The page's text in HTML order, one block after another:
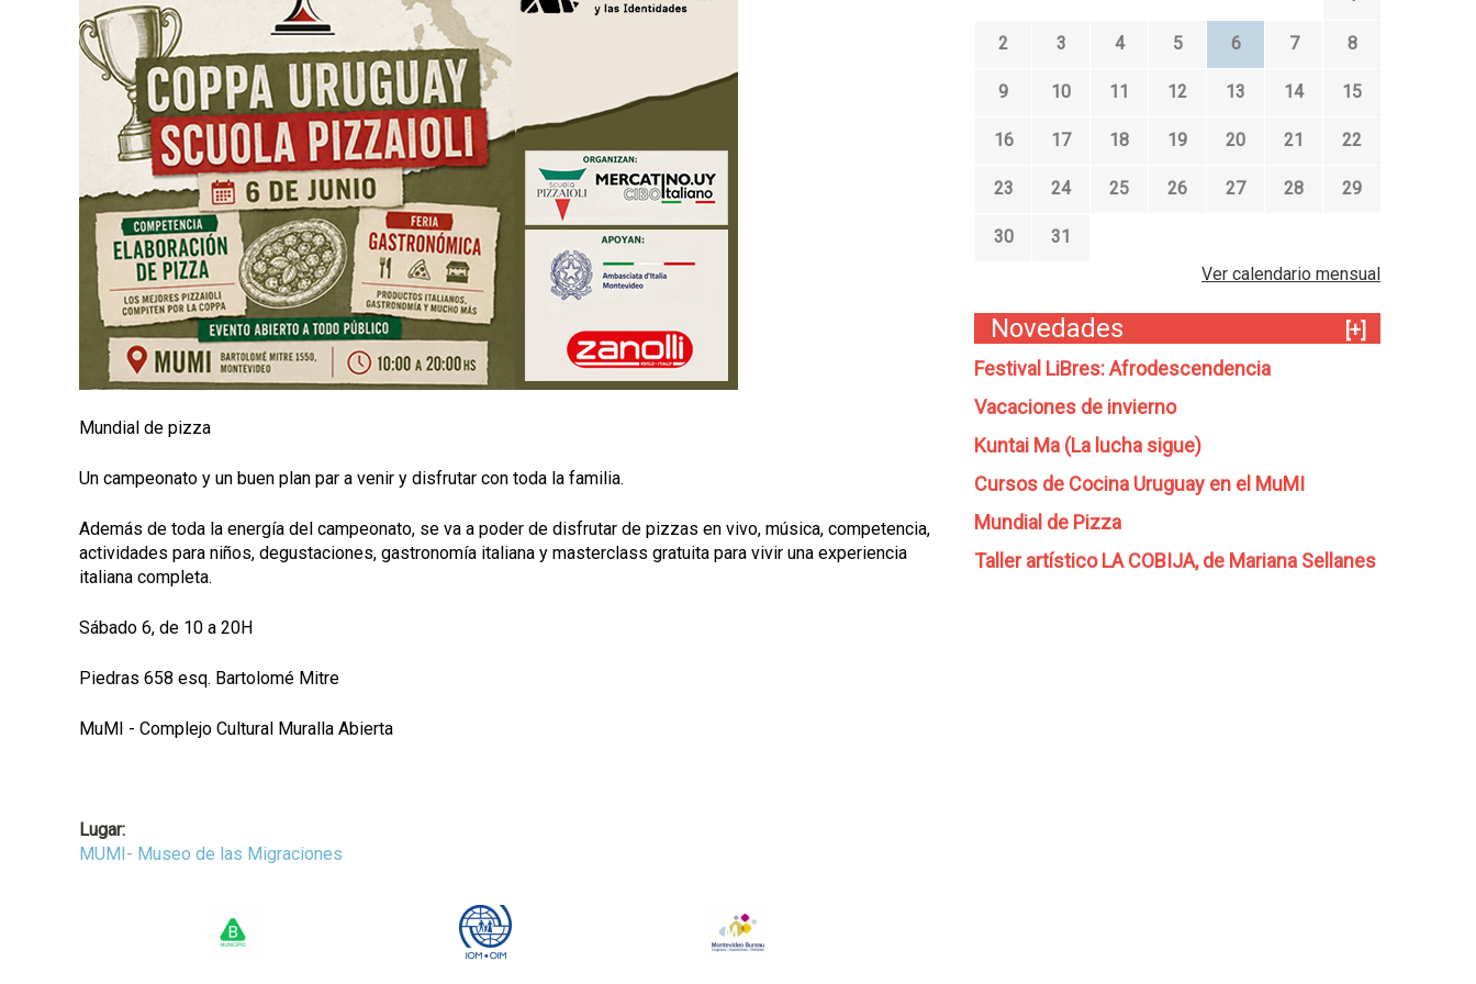
Mundial de pizza
Un campeonato y un buen plan par a venir y disfrutar con toda la familia.
Además de toda la energía del campeonato, se va a poder de disfrutar de pizzas en vivo, música, competencia,
actividades para niños, degustaciones, gastronomía italiana y masterclass gratuita para vivir una experiencia
italiana completa.
Sábado 6, de 10 a 20H
Piedras 658 esq. Bartolomé Mitre
MuMI - Complejo Cultural Muralla Abierta
Lugar:
MUMI- Museo de las Migraciones
2 3 4 5 6 7 8
9 10 11 12 13 14 15
16 17 18 19 20 21 22
23 24 25 26 27 28 29
30
31
Ver calendario mensual
Novedades
[+]
Festival LiBres: Afrodescendencia
Vacaciones de invierno
Kuntai Ma (La lucha sigue)
Cursos de Cocina Uruguay en el MuMI
Mundial de Pizza
Taller artístico LA COBIJA, de Mariana Sellanes
n
c